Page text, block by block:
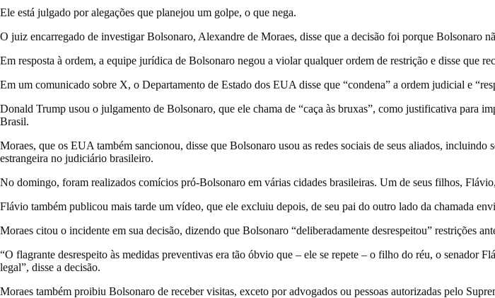
Ele está julgado por alegações que planejou um golpe, o que nega.
O juiz encarregado de investigar Bolsonaro, Alexandre de Moraes, disse que a decisão foi porque Bolsonaro
Em resposta à ordem, a equipe jurídica de Bolsonaro negou a violar qualquer ordem de restrição e disse que
Em um comunicado sobre X, o Departamento de Estado dos EUA disse que “condena” a ordem judicial e
Donald Trump usou o julgamento de Bolsonaro, que ele chama de “caça às bruxas”, como justificativa para
Brasil.
Moraes, que os EUA também sancionou, disse que Bolsonaro usou as redes sociais de seus aliados,
estrangeira no judiciário brasileiro.
No domingo, foram realizados comícios pró-Bolsonaro em várias cidades brasileiras. Um de seus filhos,
Flávio também publicou mais tarde um vídeo, que ele excluiu depois, de seu pai do outro lado da chamada
Moraes citou o incidente em sua decisão, dizendo que Bolsonaro “deliberadamente desrespeitou” restrições
“O flagrante desrespeito às medidas preventivas era tão óbvio que – ele se repete – o filho do réu, o senador
legal”, disse a decisão.
Moraes também proibiu Bolsonaro de receber visitas, exceto por advogados ou pessoas autorizadas pelo